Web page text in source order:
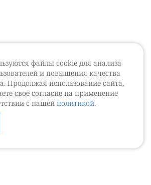
файлы cookie для анализа
и повышения качества
Продолжая использование сайта,
своё согласие на применение
с нашей политикой.